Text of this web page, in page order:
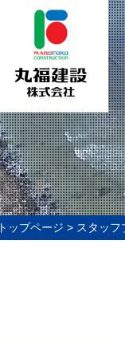
トップページ > スタッフ